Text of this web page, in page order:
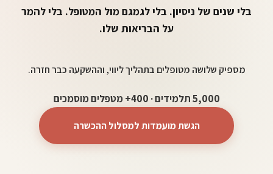
בלי שנים של ניסיון. בלי לגמגם מול המטופל. בלי להמר
על הבריאות שלו.
מספיק שלושה מטופלים בתהליך ליווי, וההשקעה כבר חזרה.
5,000 תלמידים · 400+ מטפלים מוסמכים
הגשת מועמדות למסלול ההכשרה